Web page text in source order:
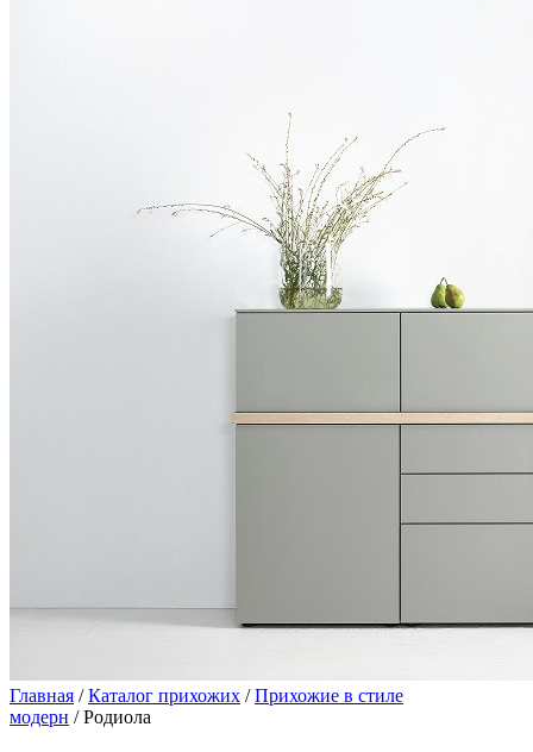
Главная /Каталог прихожих /Прихожие в стиле
модерн / Родиола